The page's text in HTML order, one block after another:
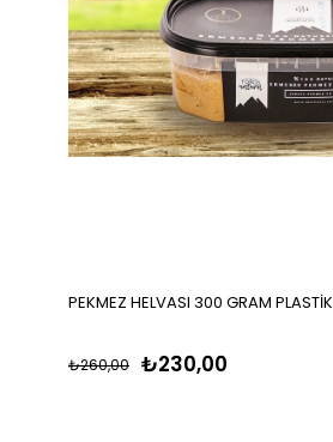
PEKMEZ HELVASI 300 GRAM PLASTİK
₺230,00
₺260,00